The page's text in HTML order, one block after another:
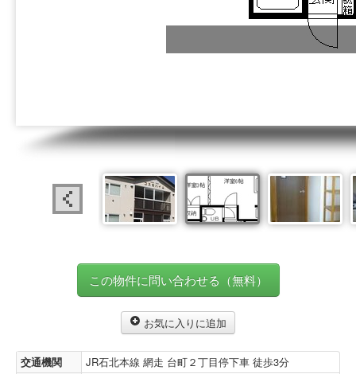
この物件に問い合わせる（無料）
お気に入りに追加
交通機関
JR石北本線 網走 台町２丁目停下車 徒歩3分